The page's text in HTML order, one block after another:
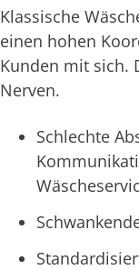
Klassische
einen hohen
Kunden mit sich.
Nerven.
Schlechte